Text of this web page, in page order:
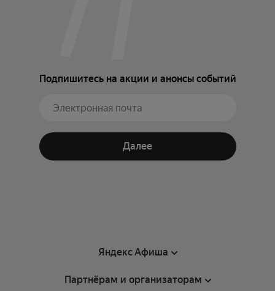
Подпишитесь на акции и анонсы событий
Далее
Яндекс Афиша
Справка
Партнёрам и организаторам